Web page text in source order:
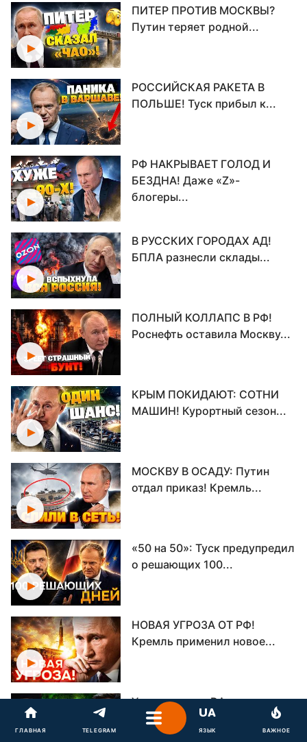
ПИТЕР ПРОТИВ МОСКВЫ?
Путин теряет родной...
РОССИЙСКАЯ РАКЕТА В
ПОЛЬШЕ! Туск прибыл к...
РФ НАКРЫВАЕТ ГОЛОД И
БЕЗДНА! Даже «Z»-
блогеры...
В РУССКИХ ГОРОДАХ АД!
БПЛА разнесли склады...
ПОЛНЫЙ КОЛЛАПС В РФ!
Роснефть оставила Москву...
КРЫМ ПОКИДАЮТ: СОТНИ
МАШИН! Курортный сезон...
МОСКВУ В ОСАДУ: Путин
отдал приказ! Кремль...
«50 на 50»: Туск предупредил
о решающих 100...
НОВАЯ УГРОЗА ОТ РФ!
Кремль применил новое...
Удар по судну РФ вызвал
СКАНДАЛ! Иран требует...
ГЛАВНАЯ TELEGRAM ЯЗЫК ВАЖНОЕ